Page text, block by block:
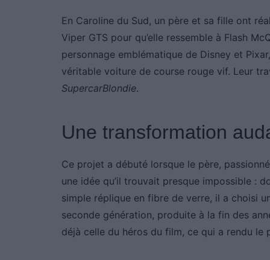
En Caroline du Sud, un père et sa fille ont
Viper GTS pour qu’elle ressemble à Flash
personnage emblématique de Disney et
véritable voiture de course rouge vif. Leur
SupercarBlondie.
Une transformation
Ce projet a débuté lorsque le père,
une idée qu’il trouvait presque impossible :
simple réplique en fibre de verre, il a choisi
seconde génération, produite à la fin des
déjà celle du héros du film, ce qui a rendu le